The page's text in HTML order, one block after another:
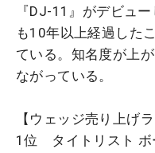
『DJ-11』がデビュ
も10年以上経過した
ている。知名度が上
ながっている。
【ウェッジ売り上げ
1位 タイトリスト ボ